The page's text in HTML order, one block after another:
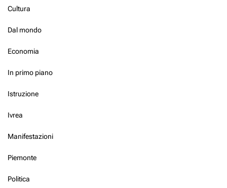
Cultura
Dal mondo
Economia
In primo piano
Istruzione
Ivrea
Manifestazioni
Piemonte
Politica